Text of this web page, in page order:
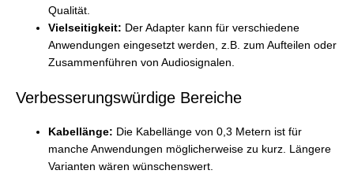
Qualität.
Vielseitigkeit: Der Adapter kann für verschiedene
Anwendungen eingesetzt werden, z.B. zum Aufteilen oder
Zusammenführen von Audiosignalen.
Verbesserungswürdige Bereiche
Kabellänge: Die Kabellänge von 0,3 Metern ist für
manche Anwendungen möglicherweise zu kurz. Längere
Varianten wären wünschenswert.